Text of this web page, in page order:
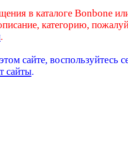
в каталоге Bonbone
категорию,
.
сайте, воспользуйтесь
сайты.